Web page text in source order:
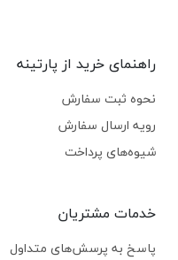
راهنمای خرید از پارتینه
نحوه ثبت سفارش
رویه ارسال سفارش
شیوه‌های پرداخت
خدمات مشتریان
پاسخ به پرسش‌های متداول